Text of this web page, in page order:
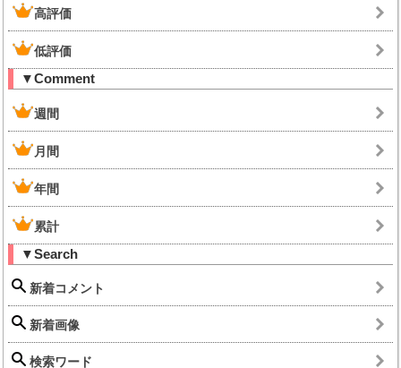
高評価
低評価
▼Comment
週間
月間
年間
累計
▼Search
新着コメント
新着画像
検索ワード